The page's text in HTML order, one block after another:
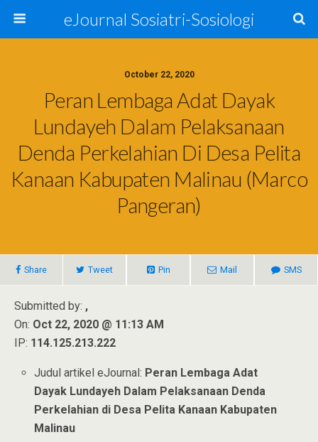
eJournal Sosiatri-Sosiologi
October 22, 2020
Peran Lembaga Adat Dayak
Lundayeh Dalam Pelaksanaan
Denda Perkelahian Di Desa Pelita
Kanaan Kabupaten Malinau (Marco
Pangeran)
Share Tweet Pin Mail SMS
Submitted by: ,
On: Oct 22, 2020 @ 11:13 AM
IP: 114.125.213.222
Judul artikel eJournal: Peran Lembaga Adat
Dayak Lundayeh Dalam Pelaksanaan Denda
Perkelahian di Desa Pelita Kanaan Kabupaten
Malinau